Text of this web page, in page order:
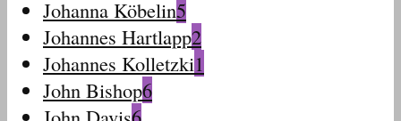
Johanna Köbelin5
Johannes Hartlapp2
Johannes Kolletzki1
John Bishop6